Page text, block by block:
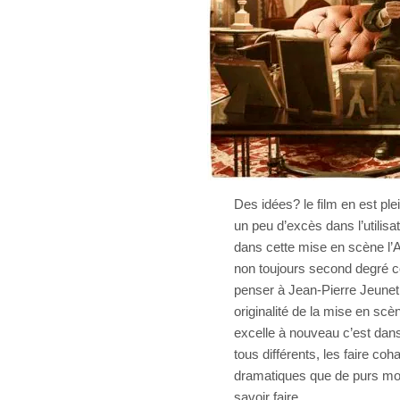
Des idées? le film en est
un peu d’excès dans
dans cette mise en scène
non toujours second degré
penser à Jean-Pierre
originalité de la mise en
excelle à nouveau c’est
tous différents, les faire
dramatiques que de purs
savoir faire.